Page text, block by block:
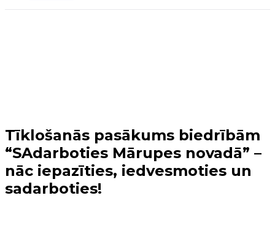
Tīklošanās pasākums biedrībām
“SAdarboties Mārupes novadā” –
nāc iepazīties, iedvesmoties un
sadarboties!